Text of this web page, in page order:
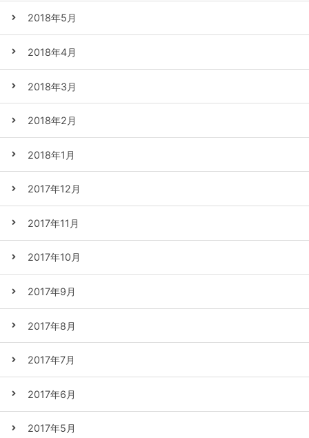
2018年5月
2018年4月
2018年3月
2018年2月
2018年1月
2017年12月
2017年11月
2017年10月
2017年9月
2017年8月
2017年7月
2017年6月
2017年5月